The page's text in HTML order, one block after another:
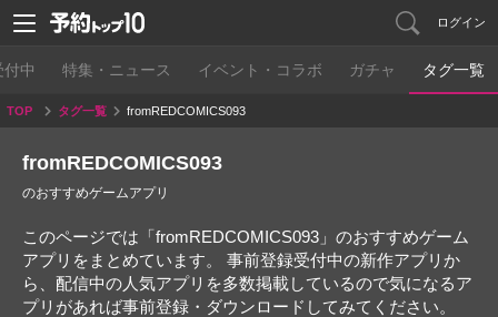
ログイン
中 特集・ニュース イベント・コラボ ガチャ タグ一覧
TOP タグ一覧 fromREDCOMICS093
fromREDCOMICS093
のおすすめゲームアプリ
このページでは「fromREDCOMICS093」のおすすめゲーム
アプリをまとめています。 事前登録受付中の新作アプリか
ら、配信中の人気アプリを多数掲載しているので気になるア
プリがあれば事前登録・ダウンロードしてみてください。